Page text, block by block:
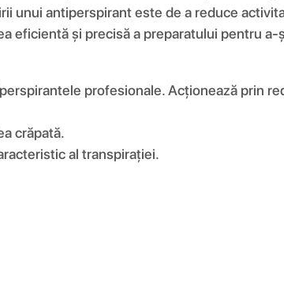
unui antiperspirant este de a reduce
eficientă și precisă a preparatului pentru
profesionale. Acționează prin
crăpată.
al transpirației.